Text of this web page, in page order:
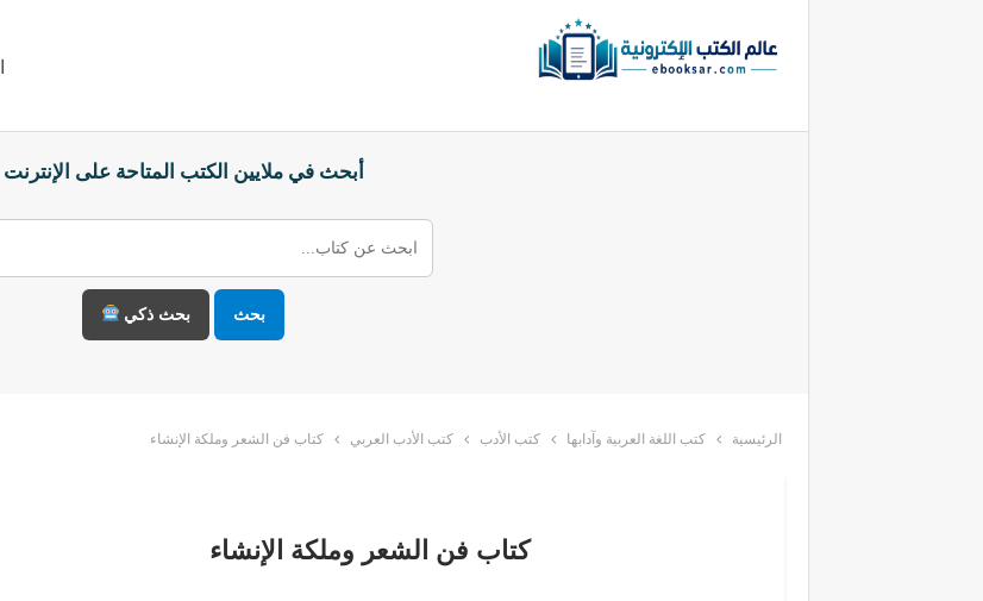
أبحث في ملايين الكتب المتاحة على الإنترنت
بحث بحث ذكي
الرئيسية كتب اللغة العربية وآدابها كتب الأدب كتب الأدب العربي كتاب فن الشعر وملكة الإنشاء
كتاب فن الشعر وملكة الإنشاء